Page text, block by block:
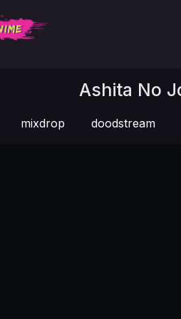
Ashita No
mixdrop doodstream